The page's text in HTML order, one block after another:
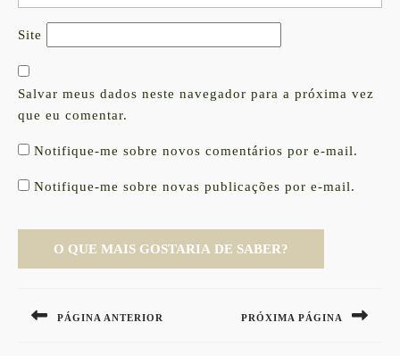
Site
Salvar meus dados neste navegador para a próxima vez
que eu comentar.
Notifique-me sobre novos comentários por e-mail.
Notifique-me sobre novas publicações por e-mail.
de
PÁGINA ANTERIOR PRÓXIMA PÁGINA